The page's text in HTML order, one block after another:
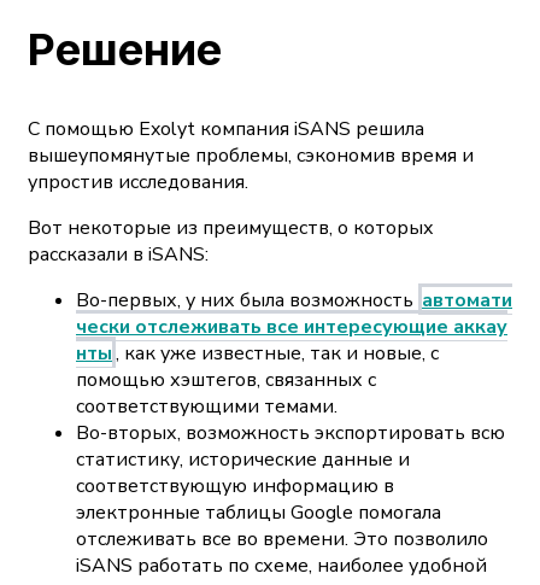
Решение
С помощью Exolyt компания iSANS решила
вышеупомянутые проблемы, сэкономив время и
упростив исследования.
Вот некоторые из преимуществ, о которых
рассказали в iSANS:
Во-первых, у них была возможность автомати
чески отслеживать все интересующие аккау
нты, как уже известные, так и новые, с
помощью хэштегов, связанных с
соответствующими темами.
Во-вторых, возможность экспортировать всю
статистику, исторические данные и
соответствующую информацию в
электронные таблицы Google помогала
отслеживать все во времени. Это позволило
iSANS работать по схеме, наиболее удобной